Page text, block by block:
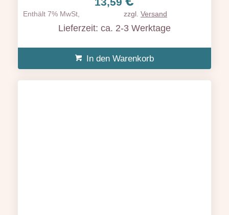
Enthält 7% MwSt, zzgl. Versand
Lieferzeit: ca. 2-3 Werktage
In den Warenkorb